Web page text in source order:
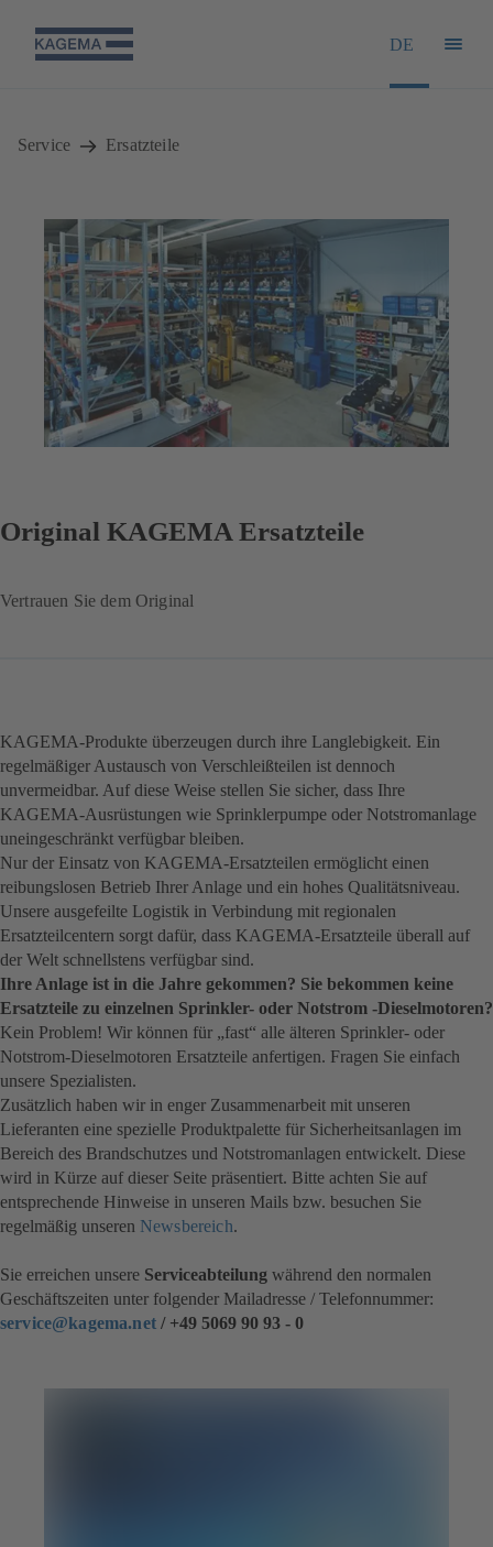
DE
Service Ersatzteile
Original KAGEMA Ersatzteile
Vertrauen Sie dem Original
KAGEMA-Produkte überzeugen durch ihre Langlebigkeit. Ein
regelmäßiger Austausch von Verschleißteilen ist dennoch
unvermeidbar. Auf diese Weise stellen Sie sicher, dass Ihre
KAGEMA-Ausrüstungen wie Sprinklerpumpe oder Notstromanlage
uneingeschränkt verfügbar bleiben.
Nur der Einsatz von KAGEMA-Ersatzteilen ermöglicht einen
reibungslosen Betrieb Ihrer Anlage und ein hohes Qualitätsniveau.
Unsere ausgefeilte Logistik in Verbindung mit regionalen
Ersatzteilcentern sorgt dafür, dass KAGEMA-Ersatzteile überall auf
der Welt schnellstens verfügbar sind.
Ihre Anlage ist in die Jahre gekommen? Sie bekommen keine
Ersatzteile zu einzelnen Sprinkler- oder Notstrom -Dieselmotoren?
Kein Problem! Wir können für „fast“ alle älteren Sprinkler- oder
Notstrom-Dieselmotoren Ersatzteile anfertigen. Fragen Sie einfach
unsere Spezialisten.
Zusätzlich haben wir in enger Zusammenarbeit mit unseren
Lieferanten eine spezielle Produktpalette für Sicherheitsanlagen im
Bereich des Brandschutzes und Notstromanlagen entwickelt. Diese
wird in Kürze auf dieser Seite präsentiert. Bitte achten Sie auf
entsprechende Hinweise in unseren Mails bzw. besuchen Sie
regelmäßig unseren Newsbereich.
Sie erreichen unsere Serviceabteilung während den normalen
Geschäftszeiten unter folgender Mailadresse / Telefonnummer:
service@kagema.net/ +49 5069 90 93 - 0